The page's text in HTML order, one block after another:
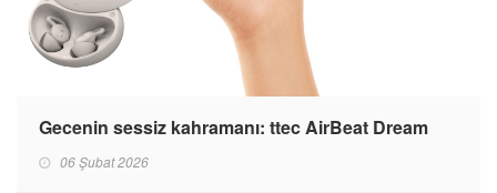
Gecenin sessiz kahramanı: ttec AirBeat Dream
06 Şubat 2026